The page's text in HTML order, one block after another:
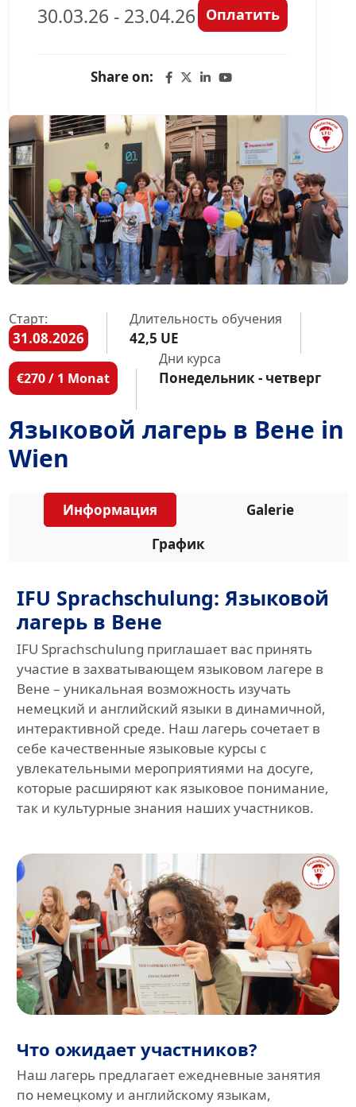
30.03.26 - 23.04.26 Оплатить
Share on:
Старт:
31.08.2026
Длительность обучения
42,5 UE
€270 / 1 Monat
Дни курса
Понедельник - четверг
Языковой лагерь в Вене in
Wien
Информация
Galerie
График
IFU Sprachschulung: Языковой
лагерь в Вене
IFU Sprachschulung приглашает вас принять
участие в захватывающем языковом лагере в
Вене – уникальная возможность изучать
немецкий и английский языки в динамичной,
интерактивной среде. Наш лагерь сочетает в
себе качественные языковые курсы с
увлекательными мероприятиями на досуге,
которые расширяют как языковое понимание,
так и культурные знания наших участников.
Что ожидает участников?
Наш лагерь предлагает ежедневные занятия
по немецкому и английскому языкам,